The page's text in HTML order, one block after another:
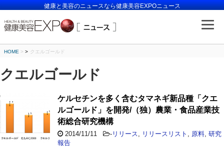
健康と美容のニュースなら健康美容EXPOニュース
HOME > クエルゴールド
クエルゴールド
ケルセチンを多く含むタマネギ新品種「クエ
ルゴールド」を開発/（独）農業・食品産業技
術総合研究機構
2014/11/11 - リリース リリースリスト 原料 研究
報告